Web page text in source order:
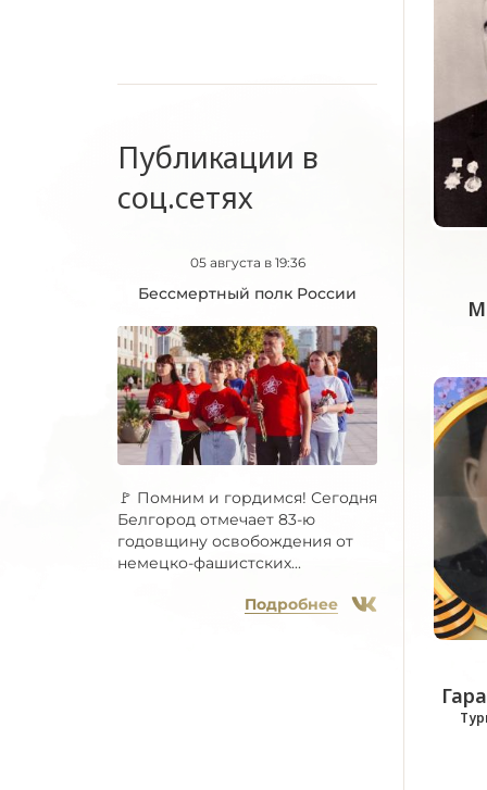
Публикации в
соц.сетях
05 августа в 19:36
Бессмертный полк России
🚩 Помним и гордимся! Сегодня
Белгород отмечает 83-ю
годовщину освобождения от
немецко-фашистских...
Подробнее